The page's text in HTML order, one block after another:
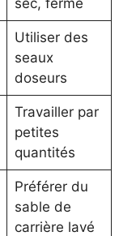
Utiliser des
seaux
doseurs
Travailler par
petites
quantités
Préférer du
sable de
carrière lavé